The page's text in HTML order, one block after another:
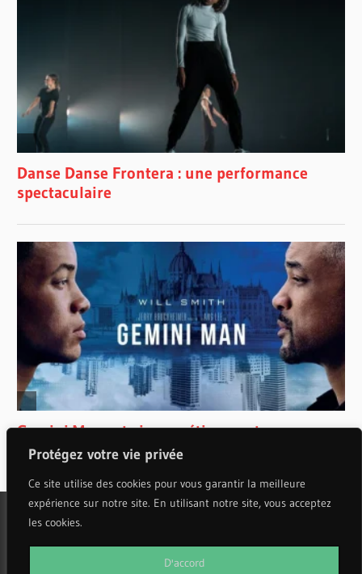
Protégez votre vie privée
Ce site utilise des cookies pour vous garantir la meilleure
expérience sur notre site. En utilisant notre site, vous acceptez
les cookies.
D'accord
WordPress Theme: Wellington by ThemeZee.